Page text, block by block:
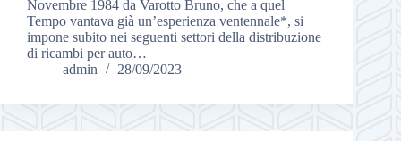
Novembre 1984 da Varotto Bruno, che a quel
Tempo vantava già un’esperienza ventennale*, si
impone subito nei seguenti settori della distribuzione
di ricambi per auto…
admin
28/09/2023